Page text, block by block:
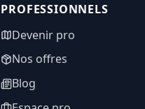
PROFESSIONNELS
Devenir pro
Nos offres
Blog